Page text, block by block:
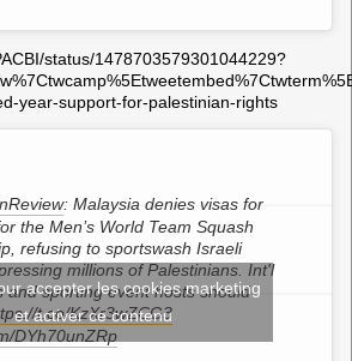
status/1478703579301044229?
year-support-for-palestinian-rights
: Malaysia denies visas for
the Men’s World Team Squash
refusing to sportswash Israeli
millions of Palestinians. Int'l
and sporting event hosts should
t.co/KzXr3wZCG3
DYh70unZRp
accepter les cookies marketing
et activer ce contenu